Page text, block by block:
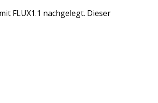
FLUX1.1 nachgelegt. Dieser